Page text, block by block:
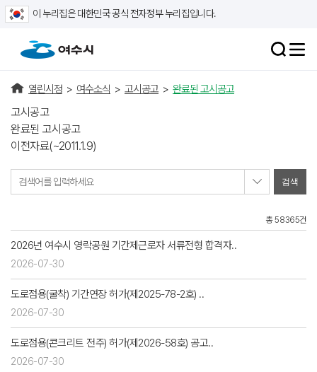
이 누리집은 대한민국 공식 전자정부 누리집입니다.
열린시정 > 여수소식 > 고시공고 > 완료된 고시공고
고시공고
완료된 고시공고
이전자료(~2011.1.9)
검색어를 입력하세요
총 58365건
2026년 여수시 영락공원 기간제근로자 서류전형 합격자..
2026-07-30
도로점용(굴착) 기간연장 허가(제2025-78-2호) ..
2026-07-30
도로점용(콘크리트 전주) 허가(제2026-58호) 공고..
2026-07-30